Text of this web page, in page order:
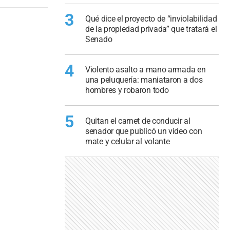
3
Qué dice el proyecto de “inviolabilidad
de la propiedad privada” que tratará el
Senado
4
Violento asalto a mano armada en
una peluquería: maniataron a dos
hombres y robaron todo
5
Quitan el carnet de conducir al
senador que publicó un video con
mate y celular al volante